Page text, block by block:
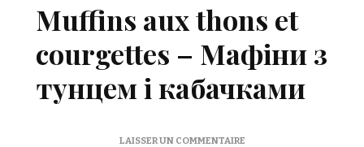
Muffins aux thons et
courgettes – Мафіни з
тунцем і кабачками
LAISSER UN COMMENTAIRESUR